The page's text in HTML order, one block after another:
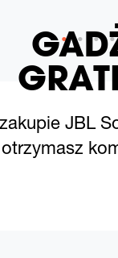
JBL
otrzymasz